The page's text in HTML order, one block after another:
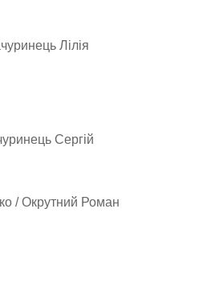
Лілія
Сергій
/ Окрутний Роман